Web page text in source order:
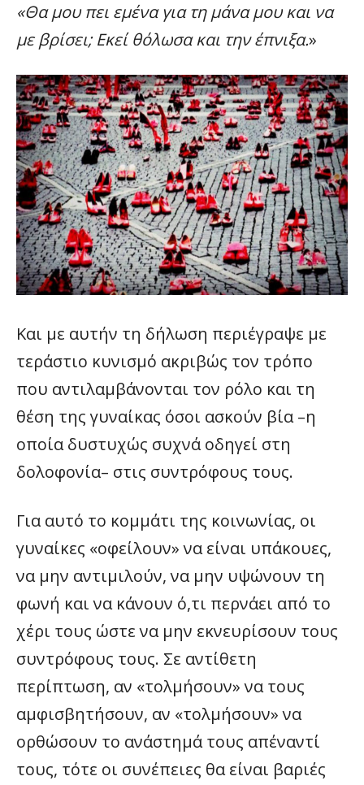
«Θα μου πει εμένα για τη μάνα μου και να
με βρίσει; Εκεί θόλωσα και την έπνιξα.»
Και με αυτήν τη δήλωση περιέγραψε με
τεράστιο κυνισμό ακριβώς τον τρόπο
που αντιλαμβάνονται τον ρόλο και τη
θέση της γυναίκας όσοι ασκούν βία –η
οποία δυστυχώς συχνά οδηγεί στη
δολοφονία– στις συντρόφους τους.
Για αυτό το κομμάτι της κοινωνίας, οι
γυναίκες «οφείλουν» να είναι υπάκουες,
να μην αντιμιλούν, να μην υψώνουν τη
φωνή και να κάνουν ό,τι περνάει από το
χέρι τους ώστε να μην εκνευρίσουν τους
συντρόφους τους. Σε αντίθετη
περίπτωση, αν «τολμήσουν» να τους
αμφισβητήσουν, αν «τολμήσουν» να
ορθώσουν το ανάστημά τους απέναντί
τους, τότε οι συνέπειες θα είναι βαριές